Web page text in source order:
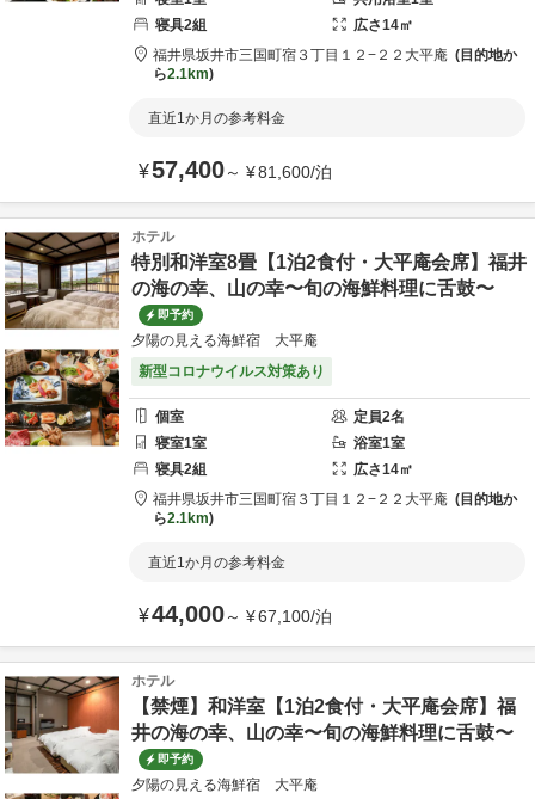
寝具2組 広さ14㎡
福井県坂井市三国町宿３丁目１２−２２ 大平庵
目的地か
ら2.1km
直近1か月の参考料金
¥57,400～ ¥81,600/泊
ホテル
特別和洋室8畳【1泊2食付・大平庵会席】福井
の海の幸、山の幸〜旬の海鮮料理に舌鼓〜
即予約
夕陽の見える海鮮宿 大平庵
新型コロナウイルス対策あり
個室 定員2名
寝室1室 浴室1室
寝具2組 広さ14㎡
福井県坂井市三国町宿３丁目１２−２２ 大平庵
目的地か
ら2.1km
直近1か月の参考料金
¥44,000～ ¥67,100/泊
ホテル
【禁煙】和洋室【1泊2食付・大平庵会席】福
井の海の幸、山の幸〜旬の海鮮料理に舌鼓〜
即予約
夕陽の見える海鮮宿 大平庵